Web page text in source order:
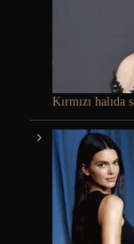
Kırmızı halıda